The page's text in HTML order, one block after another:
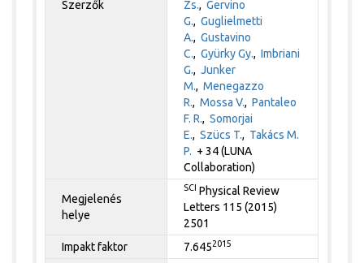
Szerzők
Zs.,Gervino
G.,Guglielmetti
A.,Gustavino
C.,Gyürky Gy.,Imbriani
G.,Junker
M.,Menegazzo
R.,Mossa V.,Pantaleo
F. R.,Somorjai
E.,Szücs T., Takács M.
P. + 34 (LUNA
Collaboration)
Megjelenés
helye
SCI Physical Review
Letters 115 (2015)
2501
Impakt faktor
7.6452015